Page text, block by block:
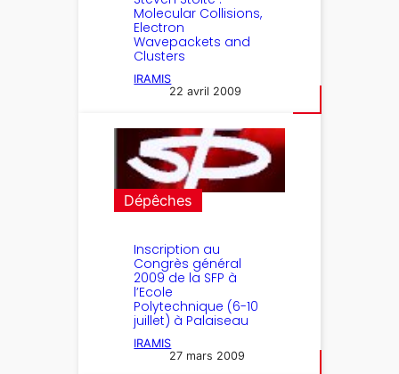
Molecular Collisions,
Electron
Wavepackets and
Clusters
IRAMIS
22 avril 2009
Dépêches
Inscription au
Congrès général
2009 de la SFP à
l’Ecole
Polytechnique (6-10
juillet) à Palaiseau
IRAMIS
27 mars 2009